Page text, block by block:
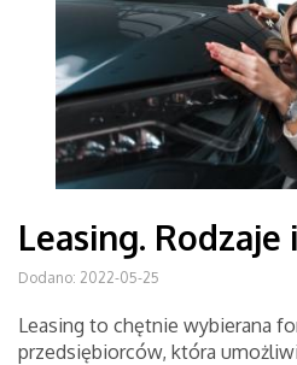
Leasing.
Dodano: 2022-05-25
Leasing to chętnie wybierana
przedsiębiorców, która